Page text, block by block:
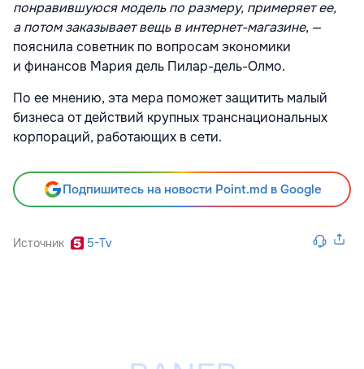
понравившуюся модель по размеру, примеряет ее,
а потом заказывает вещь в интернет-магазине, —
пояснила советник по вопросам экономики
и финансов Мария дель Пилар-дель-Олмо.
По ее мнению, эта мера поможет защитить малый
бизнеса от действий крупных транснациональных
корпораций, работающих в сети.
Подпишитесь на новости Point.md в Google
Источник 5-Tv